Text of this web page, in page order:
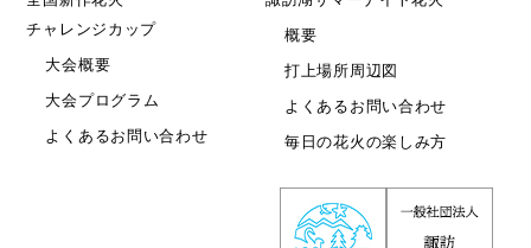
チャレンジカップ
大会概要
大会プログラム
よくあるお問い合わせ
概要
打上場所周辺図
よくあるお問い合わせ
毎日の花火の楽しみ方